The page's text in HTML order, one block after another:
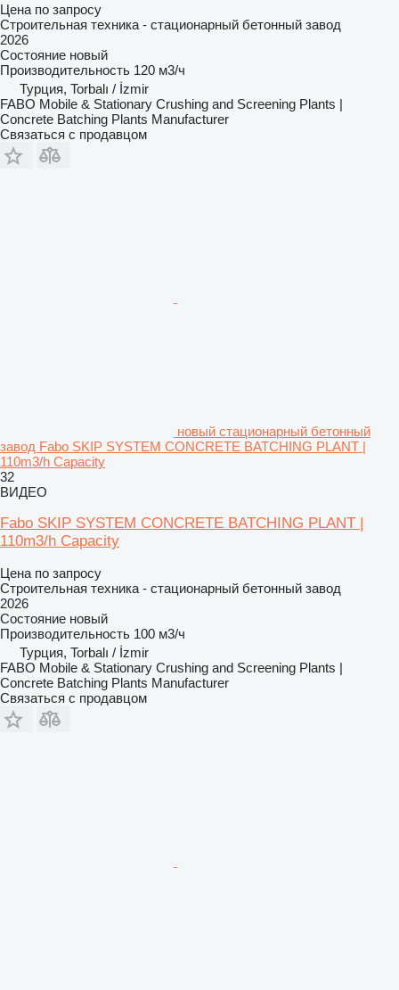
Цена по запросу
Строительная техника - стационарный бетонный завод
2026
Состояние новый
Производительность 120 м3/ч
Турция, Torbalı / İzmir
FABO Mobile & Stationary Crushing and Screening Plants |
Concrete Batching Plants Manufacturer
Связаться с продавцом
новый стационарный бетонный
завод Fabo SKIP SYSTEM CONCRETE BATCHING PLANT |
110m3/h Capacity
32
ВИДЕО
Fabo SKIP SYSTEM CONCRETE BATCHING PLANT |
110m3/h Capacity
Цена по запросу
Строительная техника - стационарный бетонный завод
2026
Состояние новый
Производительность 100 м3/ч
Турция, Torbalı / İzmir
FABO Mobile & Stationary Crushing and Screening Plants |
Concrete Batching Plants Manufacturer
Связаться с продавцом